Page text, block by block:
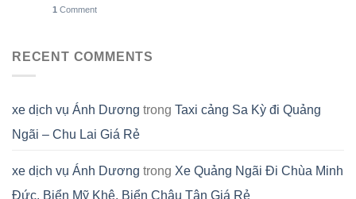
1 Comment
RECENT COMMENTS
xe dịch vụ Ánh Dương trong Taxi cảng Sa Kỳ đi Quảng
Ngãi – Chu Lai Giá Rẻ
xe dịch vụ Ánh Dương trong Xe Quảng Ngãi Đi Chùa Minh
Đức, Biển Mỹ Khê, Biển Châu Tân Giá Rẻ